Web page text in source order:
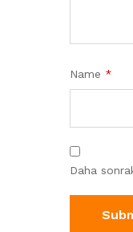
Name *
Daha